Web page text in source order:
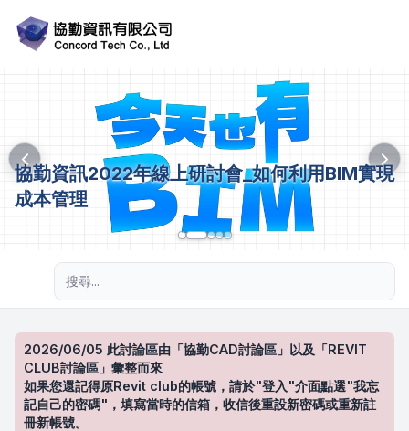
協勤資訊2022年線上研討會_如何利用BIM實現
成本管理
2026/06/05 此討論區由「協勤CAD討論區」以及「REVIT
CLUB討論區」彙整而來
如果您還記得原Revit club的帳號，請於"登入"介面點選"我忘
記自己的密碼"，填寫當時的信箱，收信後重設新密碼或重新註
冊新帳號。